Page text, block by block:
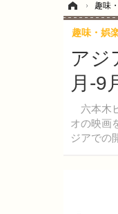
› 趣味
アジ
月-9
六本木
オの映画
ジアでの
趣味・娯